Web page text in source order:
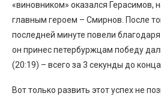
«виновником» оказался Герасимов,
главным героем – Смирнов. После
последней минуте повели
он принес петербуржцам победу
(20:19) – всего за 3 секунды до
Вот только развить этот успех не